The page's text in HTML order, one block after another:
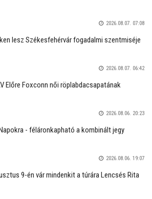
2026.08.07. 07:08
lesz Székesfehérvár fogadalmi szentmiséje
2026.08.07. 06:42
Előre Foxconn női röplabdacsapatának
2026.08.06. 20:23
- féláronkapható a kombinált jegy
2026.08.06. 19:07
9-én vár mindenkit a túrára Lencsés Rita